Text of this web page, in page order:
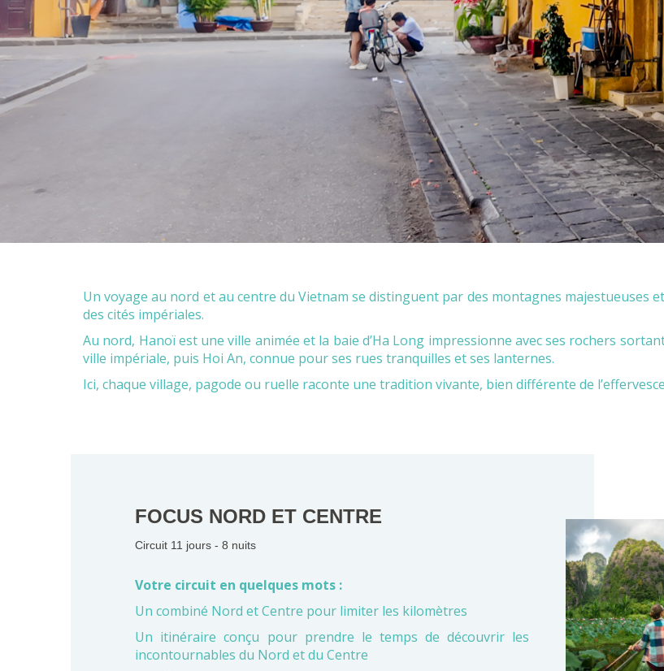
Un voyage au nord et au centre du Vietnam se distinguent par des montagnes majestueuses
des cités impériales.
Au nord, Hanoï est une ville animée et la baie d’Ha Long impressionne avec ses rochers
ville impériale, puis Hoi An, connue pour ses rues tranquilles et ses lanternes.
Ici, chaque village, pagode ou ruelle raconte une tradition vivante, bien différente de
FOCUS NORD ET CENTRE
Circuit 11 jours - 8 nuits
Votre circuit en quelques mots :
Un combiné Nord et Centre pour limiter les kilomètres
Un itinéraire conçu pour prendre le temps de découvrir les
incontournables du Nord et du Centre